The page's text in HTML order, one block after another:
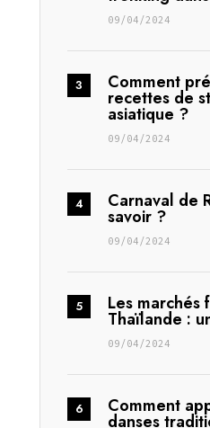
09/04/2024
Comment
recettes de
asiatique ?
09/04/2024
Carnaval de
savoir ?
09/04/2024
Les marchés
Thaïlande :
09/04/2024
Comment
danses